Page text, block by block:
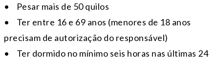
• Pesar mais de 50 quilos
• Ter entre 16 e 69 anos (menores de 18 anos
precisam de autorização do responsável)
• Ter dormido no mínimo seis horas nas últimas 24